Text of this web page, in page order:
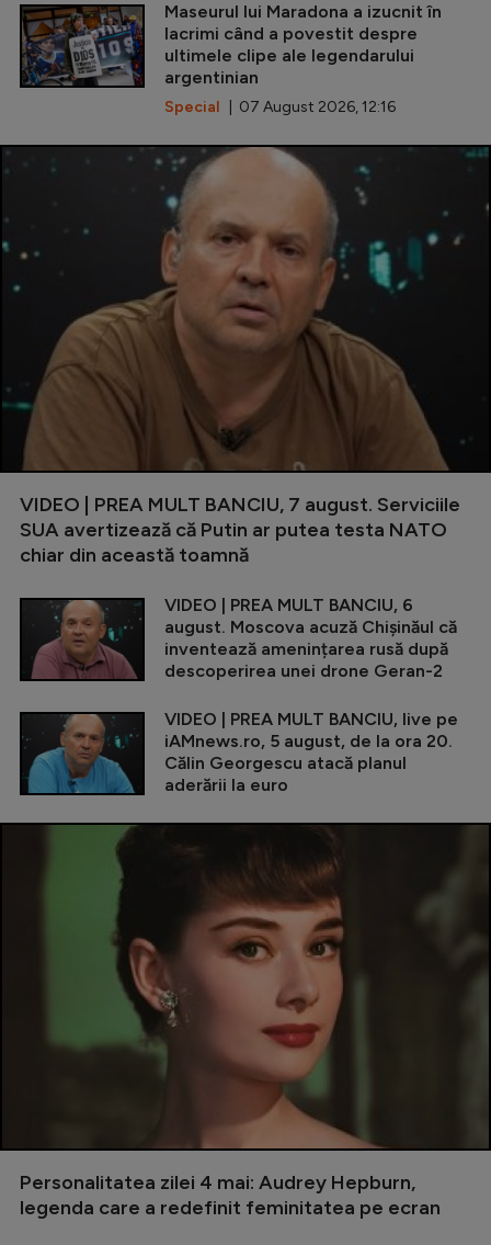
Maseurul lui Maradona a izucnit în
lacrimi când a povestit despre
ultimele clipe ale legendarului
argentinian
Special | 07 August 2026, 12:16
VIDEO | PREA MULT BANCIU, 7 august. Serviciile
SUA avertizează că Putin ar putea testa NATO
chiar din această toamnă
VIDEO | PREA MULT BANCIU, 6
august. Moscova acuză Chișinăul că
inventează amenințarea rusă după
descoperirea unei drone Geran-2
VIDEO | PREA MULT BANCIU, live pe
iAMnews.ro, 5 august, de la ora 20.
Călin Georgescu atacă planul
aderării la euro
Personalitatea zilei 4 mai: Audrey Hepburn,
legenda care a redefinit feminitatea pe ecran